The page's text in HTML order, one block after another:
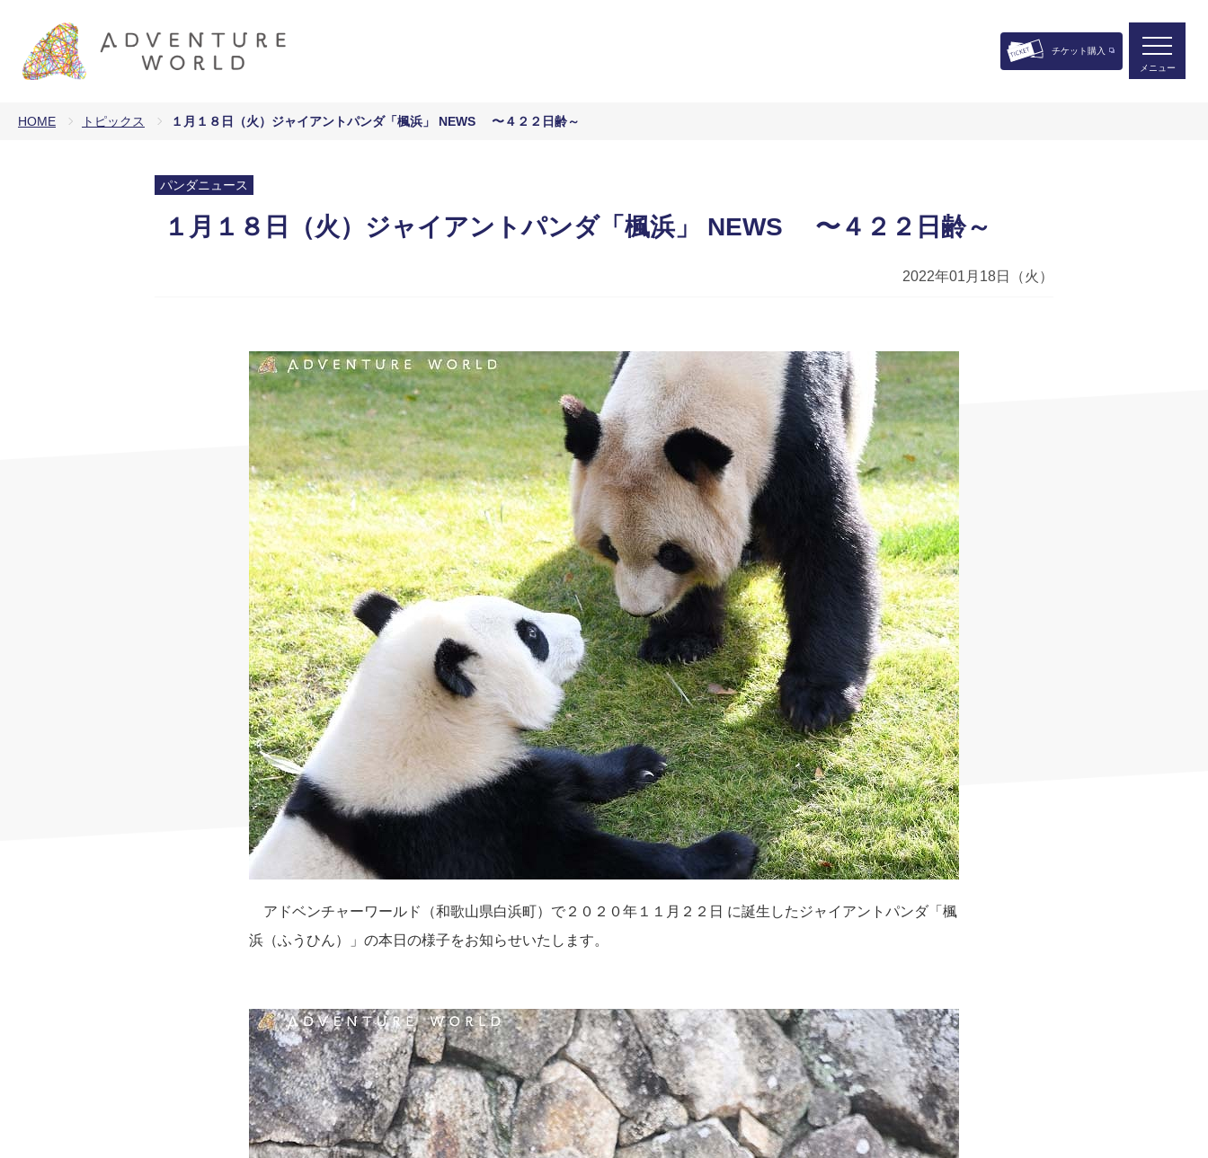
チケット購入
メニュー
HOME トピックス １月１８日（火）ジャイアントパンダ「楓浜」 NEWS 〜４２２日齢～
パンダニュース
１月１８日（火）ジャイアントパンダ「楓浜」 NEWS 〜４２２日齢～
2022年01月18日（火）
アドベンチャーワールド（和歌山県白浜町）で２０２０年１１月２２日 に誕生したジャイアントパンダ「楓
浜（ふうひん）」の本日の様子をお知らせいたします。